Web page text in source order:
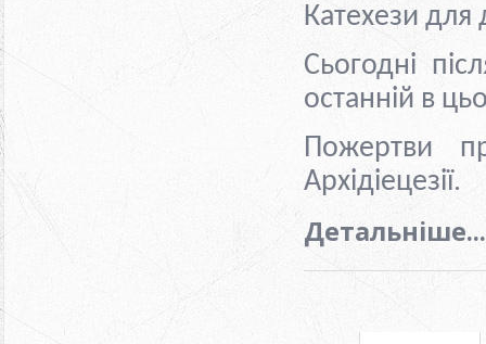
Катехези для
Сьогодні
останній в
Пожертви
Архідіецезії.
Детальніше...